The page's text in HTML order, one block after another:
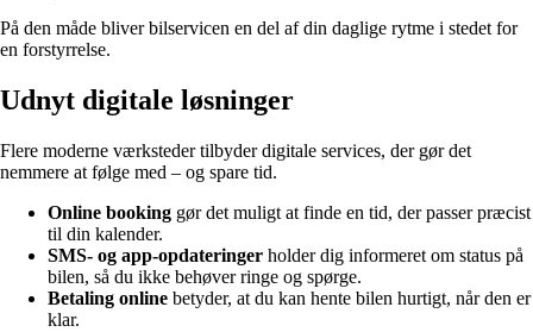
På den måde bliver bilservicen en del af din daglige rytme i stedet for
en forstyrrelse.
Udnyt digitale løsninger
Flere moderne værksteder tilbyder digitale services, der gør det
nemmere at følge med – og spare tid.
Online booking gør det muligt at finde en tid, der passer præcist
til din kalender.
SMS- og app-opdateringer holder dig informeret om status på
bilen, så du ikke behøver ringe og spørge.
Betaling online betyder, at du kan hente bilen hurtigt, når den er
klar.